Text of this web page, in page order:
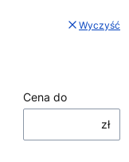
Wyczyść
Cena do
zł